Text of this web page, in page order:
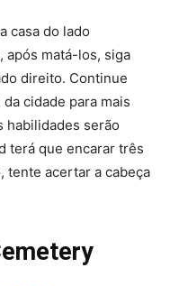
casa do lado
após matá-los, siga
direito. Continue
cidade para mais
habilidades serão
terá que encarar três
tente acertar a cabeça